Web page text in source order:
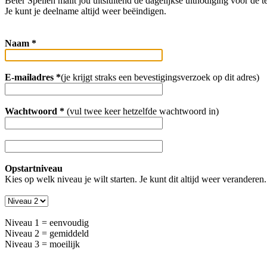
Je kunt je deelname altijd weer beëindigen.
Naam *
E-mailadres *(je krijgt straks een bevestigingsverzoek op dit adres)
Wachtwoord * (vul twee keer hetzelfde wachtwoord in)
Opstartniveau
Kies op welk niveau je wilt starten. Je kunt dit altijd weer veranderen.
Niveau 1 = eenvoudig
Niveau 2 = gemiddeld
Niveau 3 = moeilijk